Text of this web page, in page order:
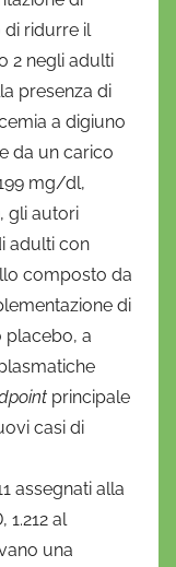
di ridurre il
2 negli adulti
presenza di
a digiuno
da un carico
mg/dl,
gli autori
adulti con
composto da
di
placebo, a
principale
casi di
assegnati alla
al
una